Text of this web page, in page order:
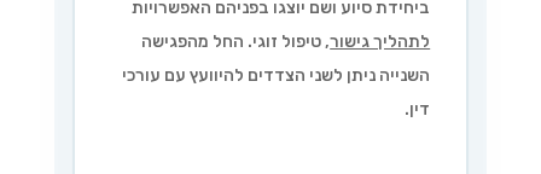
ביחידת סיוע ושם יוצגו בפניהם האפשרויות
לתהליך גישור, טיפול זוגי. החל מהפגישה
השנייה ניתן לשני הצדדים להיוועץ עם עורכי
דין.